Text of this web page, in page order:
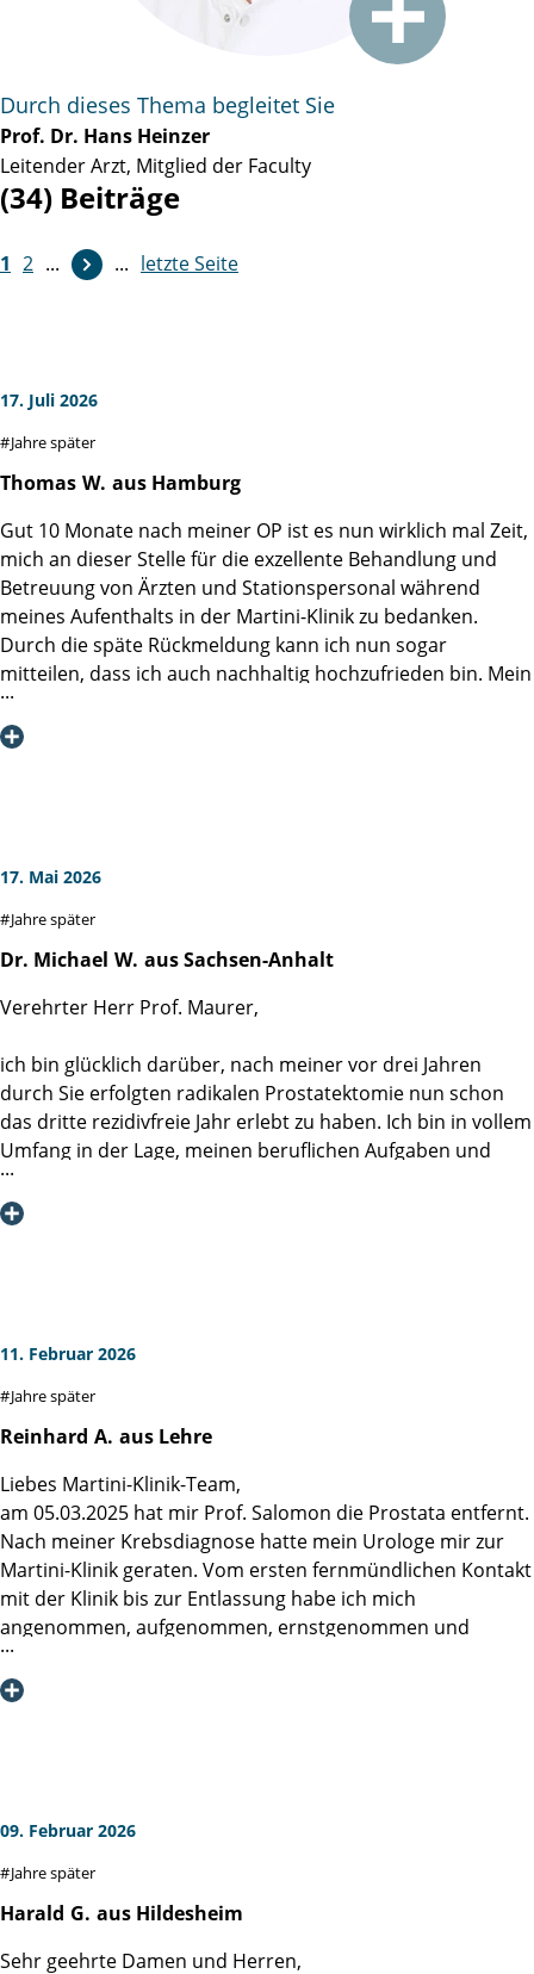
Durch dieses Thema begleitet Sie
Prof. Dr. Hans Heinzer
Leitender Arzt, Mitglied der Faculty
(34) Beiträge
1 2 ... ... letzte Seite
17. Juli 2026
Jahre später
Thomas W. aus Hamburg
Gut 10 Monate nach meiner OP ist es nun wirklich mal Zeit,
mich an dieser Stelle für die exzellente Behandlung und
Betreuung von Ärzten und Stationspersonal während
meines Aufenthalts in der Martini-Klinik zu bedanken.
Durch die späte Rückmeldung kann ich nun sogar
mitteilen, dass ich auch nachhaltig hochzufrieden bin. Mein
besonderer Dank gilt hier der Operateurin Dr. Kühl. Sie hat
es hingekriegt, dass ich seit dem Tag, an dem der Katheter
17. Mai 2026
Jahre später
Dr. Michael W. aus Sachsen-Anhalt
Verehrter Herr Prof. Maurer,
ich bin glücklich darüber, nach meiner vor drei Jahren
durch Sie erfolgten radikalen Prostatektomie nun schon
das dritte rezidivfreie Jahr erlebt zu haben. Ich bin in vollem
Umfang in der Lage, meinen beruflichen Aufgaben und
familiären (inklusive ehelichen) Pflichten nachzukommen,
was mir wirklich viel bedeutet. Auch das Singen im Chor
ermöglicht, weiter im Bass zu singen.
Durch meine Frau, welche Hausärztin ist, erfahre ich auch
immer wieder von Patienten mit wesentlich schlechteren
möchte ich mich bei Ihnen erneut für Ihre hervorragende
operative Arbeit an mir bedanken und wünsche Ihnen alles
Gute für Ihre weitere berufliche und persönliche Zukunft.
Ich verbleibe mit besten Grüßen.
11. Februar 2026
Jahre später
Reinhard A. aus Lehre
Liebes Martini-Klinik-Team,
am 05.03.2025 hat mir Prof. Salomon die Prostata entfernt.
Nach meiner Krebsdiagnose hatte mein Urologe mir zur
Martini-Klinik geraten. Vom ersten fernmündlichen Kontakt
mit der Klinik bis zur Entlassung habe ich mich
angenommen, aufgenommen, ernstgenommen und
phantastisch 'betüddelt', würde der Hamburger sagen,
gefühlt.
Mein Freundeskreis weiß inzwischen, an wen man sich mit
Nach fast einem Jahr nochmals ein herzlicher Dank an das
Team.
09. Februar 2026
Jahre später
Harald G. aus Hildesheim
Sehr geehrte Damen und Herren,